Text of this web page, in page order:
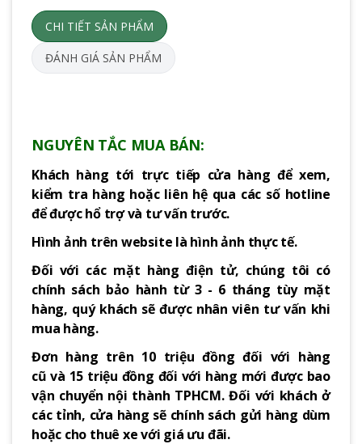
CHI TIẾT SẢN PHẨM
ĐÁNH GIÁ SẢN PHẨM
NGUYÊN TẮC MUA BÁN:
Khách hàng tới trực tiếp cửa hàng để xem,
kiểm tra hàng hoặc liên hệ qua các số hotline
để được hổ trợ và tư vấn trước.
Hình ảnh trên website là hình ảnh thực tế.
Đối với các mặt hàng điện tử, chúng tôi có
chính sách bảo hành từ 3 - 6 tháng tùy mặt
hàng, quý khách sẽ được nhân viên tư vấn khi
mua hàng.
Đơn hàng trên 10 triệu đồng đối với hàng
cũ và 15 triệu đồng đối với hàng mới được bao
vận chuyển nội thành TPHCM. Đối với khách ở
các tỉnh, cửa hàng sẽ chính sách gửi hàng dùm
hoặc cho thuê xe với giá ưu đãi.